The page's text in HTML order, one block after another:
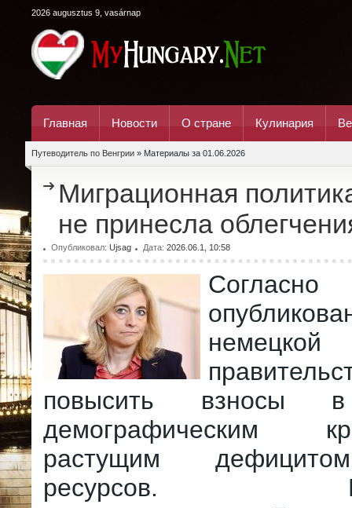
2026 augusztus 9, vasárnap
Главная Новости О стране Кулинария
Путеводитель по Венгрии » Материалы за 01.06.2026
Миграционная
не принесла
Опубликовал: Ujsag Дата: 2026.06.1, 10:58
Согласно
повысить взносы
демографическим
растущим
ресурсов.